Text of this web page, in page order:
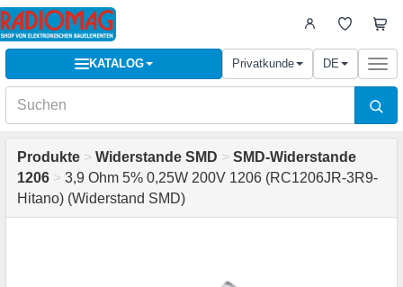
KATALOG Privatkunde DE
Produkte > Widerstande SMD > SMD-Widerstande
1206 > 3,9 Ohm 5% 0,25W 200V 1206 (RC1206JR-3R9-
Hitano) (Widerstand SMD)